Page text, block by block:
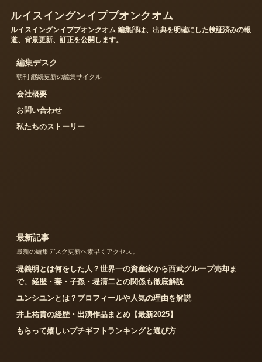
ルイスイングンイププオンクオム
ルイスイングンイププオンクオム 編集部は、出典を明確にした検証済みの報
道、背景更新、訂正を公開します。
編集デスク
朝刊 継続更新の編集サイクル
会社概要
お問い合わせ
私たちのストーリー
最新記事
最新の編集デスク更新へ素早くアクセス。
堤義明とは何をした人？世界一の資産家から西武グループ売却ま
で、経歴・妻・子孫・堤清二との関係も徹底解説
ユンシユンとは？プロフィールや人気の理由を解説
井上祐貴の経歴・出演作品まとめ【最新2025】
もらって嬉しいプチギフトランキングと選び方